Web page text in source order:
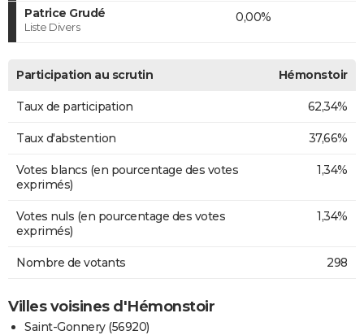
Patrice Grudé
Liste Divers
0,00%
Participation au scrutin Hémonstoir
Taux de participation 62,34%
Taux d'abstention 37,66%
Votes blancs (en pourcentage des votes
exprimés)
1,34%
Votes nuls (en pourcentage des votes
exprimés)
1,34%
Nombre de votants 298
Villes voisines d'Hémonstoir
Saint-Gonnery (56920)